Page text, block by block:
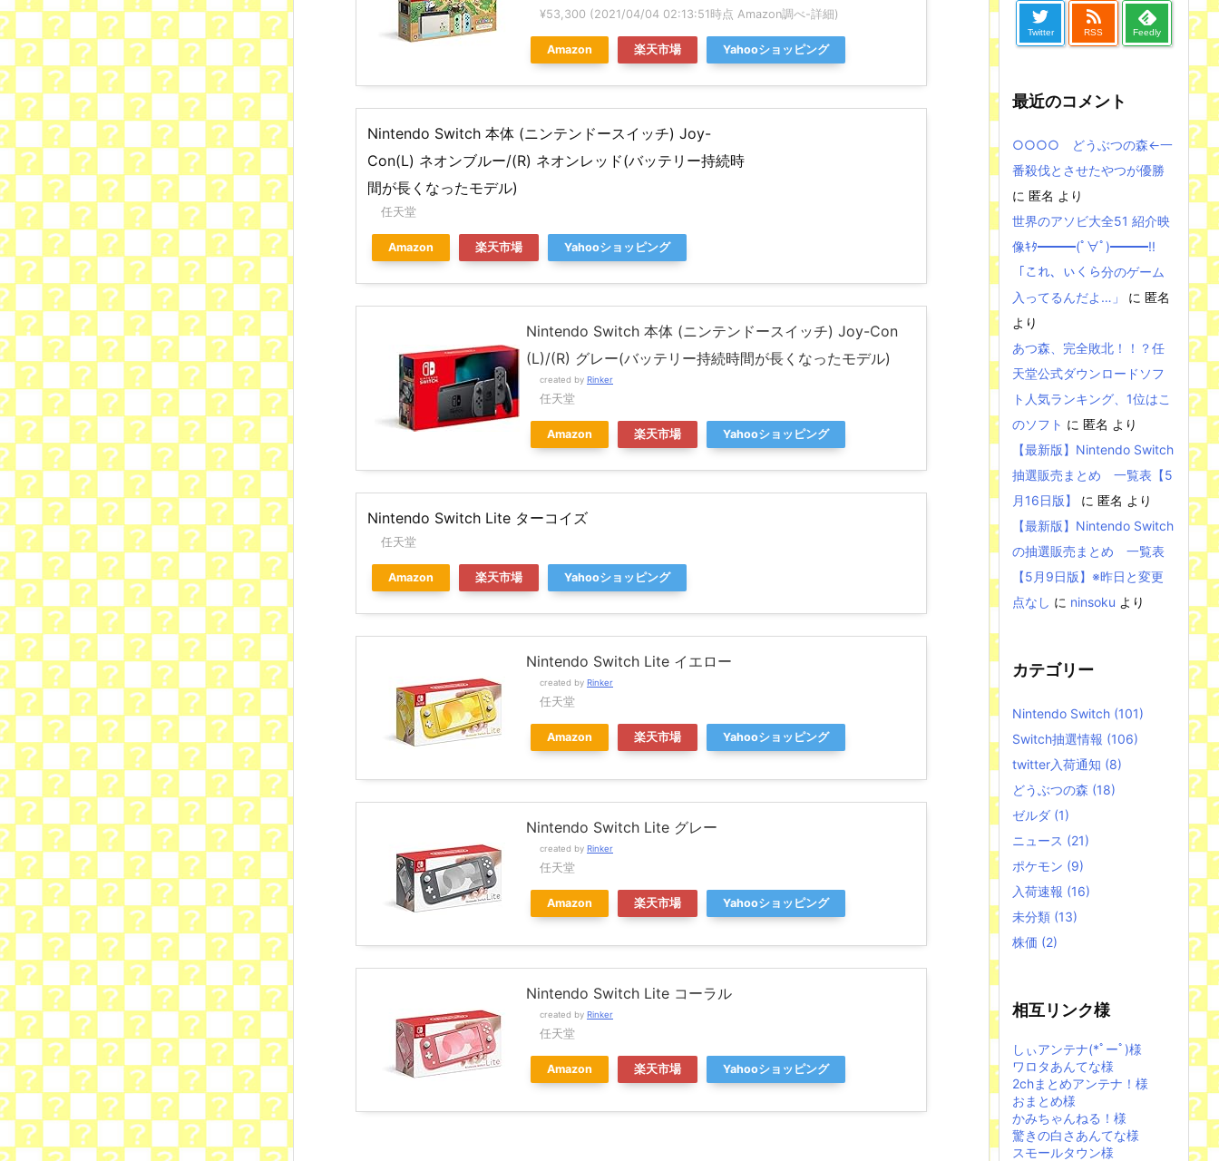
¥53,300 (2021/04/04 02:13:51時点 Amazon調べ-詳細)
Amazon 楽天市場 Yahooショッピング
Nintendo Switch 本体 (ニンテンドースイッチ) Joy-
Con(L) ネオンブルー/(R) ネオンレッド(バッテリー持続時
間が長くなったモデル)
任天堂
Amazon 楽天市場 Yahooショッピング
Nintendo Switch 本体 (ニンテンドースイッチ) Joy-Con
(L)/(R) グレー(バッテリー持続時間が長くなったモデル)
created by Rinker
任天堂
Amazon 楽天市場 Yahooショッピング
Nintendo Switch Lite ターコイズ
任天堂
Amazon 楽天市場 Yahooショッピング
Nintendo Switch Lite イエロー
created by Rinker
任天堂
Amazon 楽天市場 Yahooショッピング
Nintendo Switch Lite グレー
created by Rinker
任天堂
Amazon 楽天市場 Yahooショッピング
Nintendo Switch Lite コーラル
created by Rinker
任天堂
Amazon 楽天市場 Yahooショッピング
Twitter RSS Feedly
最近のコメント
○○○○ どうぶつの森←一
番殺伐とさせたやつが優勝
に 匿名 より
世界のアソビ大全51 紹介映
像ｷﾀ━━━(ﾟ∀ﾟ)━━━!!
「これ、いくら分のゲーム
入ってるんだよ…」
に 匿名
より
あつ森、完全敗北！！？任
天堂公式ダウンロードソフ
ト人気ランキング、1位はこ
のソフト に 匿名 より
【最新版】Nintendo Switch
抽選販売まとめ 一覧表【5
月16日版】
に 匿名 より
【最新版】Nintendo Switch
の抽選販売まとめ 一覧表
【5月9日版】※昨日と変更
点なし に ninsoku より
カテゴリー
Nintendo Switch (101)
Switch抽選情報 (106)
twitter入荷通知 (8)
どうぶつの森 (18)
ゼルダ (1)
ニュース (21)
ポケモン (9)
入荷速報 (16)
未分類 (13)
株価 (2)
相互リンク様
しぃアンテナ(*ﾟーﾟ)様
ワロタあんてな様
2chまとめアンテナ！様
おまとめ様
かみちゃんねる！様
驚きの白さあんてな様
スモールタウン様